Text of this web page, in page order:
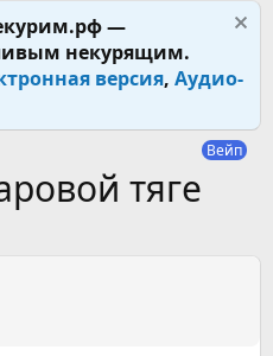
—
некурящим.
версия, Аудио-
Вейп
тяге